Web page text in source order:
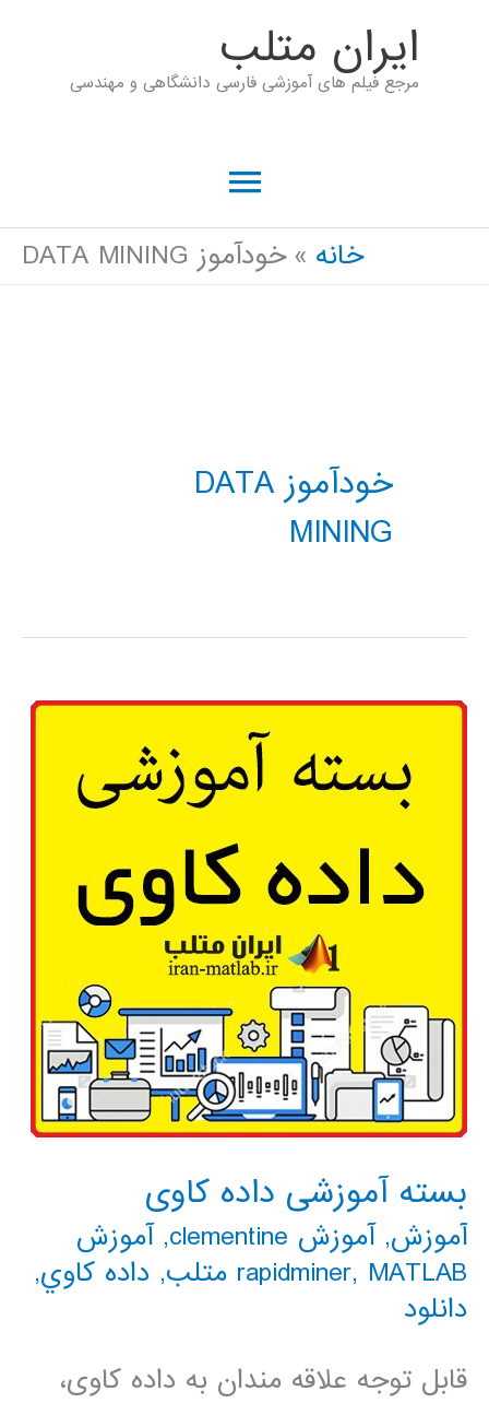
ايران متلب
مرجع فیلم های آموزشی فارسی دانشگاهی و مهندسی
فهرست
اصلی
خانه خودآموز DATA MINING
خودآموز DATA
MINING
بسته آموزشی داده کاوی
آموزش,آموزش clementine ,آموزش
rapidminer, MATLAB متلب , داده كاوي,
دانلود
قابل توجه علاقه مندان به داده کاوی،